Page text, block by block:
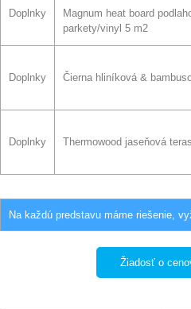
Doplnky
Magnum heat board
parkety/vinyl 5 m2
Doplnky Čierna hliníková &
Doplnky Thermowood jaseňová
Na každú predstavu máme riešenie,
Žiadosť o